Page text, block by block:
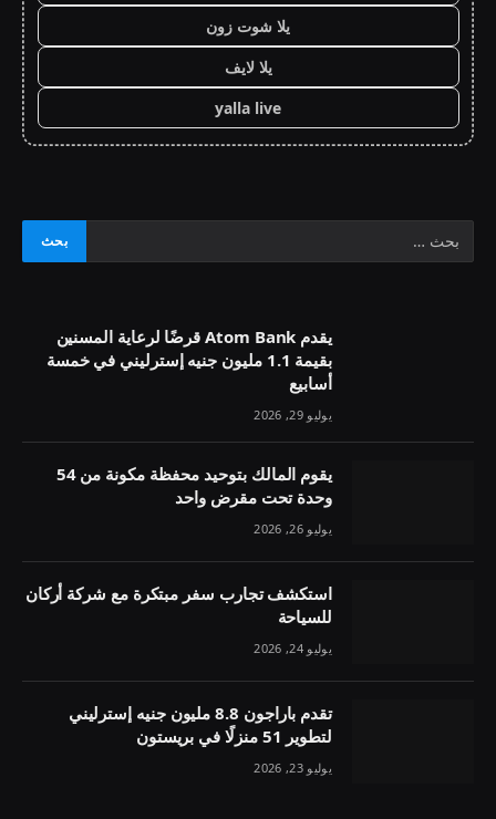
يلا شوت زون
يلا لايف
yalla live
يقدم Atom Bank قرضًا لرعاية المسنين
بقيمة 1.1 مليون جنيه إسترليني في خمسة
أسابيع
يوليو 29, 2026
يقوم المالك بتوحيد محفظة مكونة من 54
وحدة تحت مقرض واحد
يوليو 26, 2026
استكشف تجارب سفر مبتكرة مع شركة أركان
للسياحة
يوليو 24, 2026
تقدم باراجون 8.8 مليون جنيه إسترليني
لتطوير 51 منزلًا في بريستون
يوليو 23, 2026